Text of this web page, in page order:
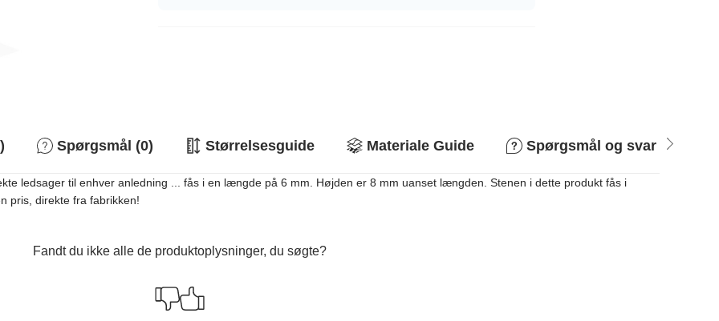
Spørgsmål (0) Størrelsesguide Materiale Guide Spørgsmål og svar
ledsager til enhver anledning ... fås i en længde på 6 mm. Højden er 8 mm uanset længden. Stenen i dette produkt fås i
pris, direkte fra fabrikken!
Fandt du ikke alle de produktoplysninger, du søgte?